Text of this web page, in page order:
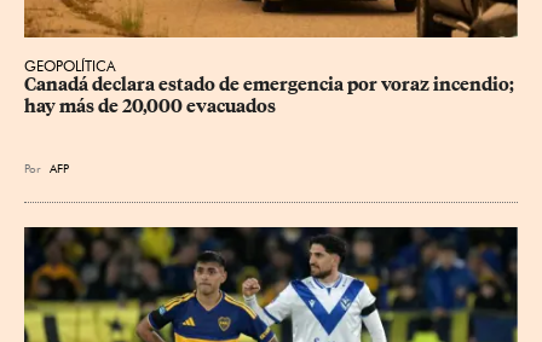
GEOPOLÍTICA
Canadá declara estado de emergencia por voraz incendio;
hay más de 20,000 evacuados
Por AFP